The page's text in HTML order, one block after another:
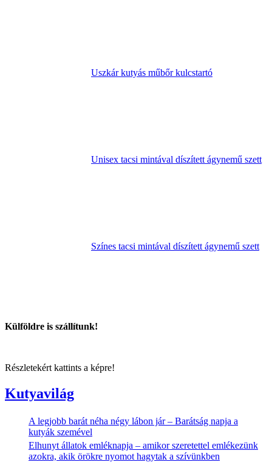
Uszkár kutyás műbőr kulcstartó
Unisex tacsi mintával díszített ágynemű szett
Színes tacsi mintával díszített ágynemű szett
Külföldre is szállítunk!
Részletekért kattints a képre!
Kutyavilág
A legjobb barát néha négy lábon jár – Barátság napja a
kutyák szemével
Elhunyt állatok emléknapja – amikor szeretettel emlékezünk
azokra, akik örökre nyomot hagytak a szívünkben